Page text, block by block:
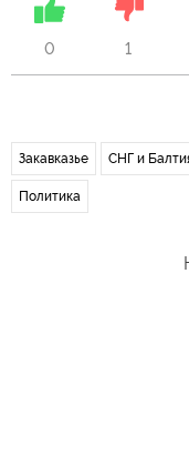
0 1
Закавказье СНГ и
Политика